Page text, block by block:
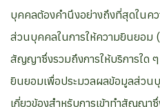
บุคคลต้องคำนึงอย่างถึงที่สุดในคว
ส่วนบุคคลในการให้ความยินยอม
สัญญาซึ่งรวมถึงการให้บริการใด ๆ
ยินยอมเพื่อประมวลผลข้อมูลส่วน
เกี่ยวข้องสำหรับการเข้าทำสัญญา